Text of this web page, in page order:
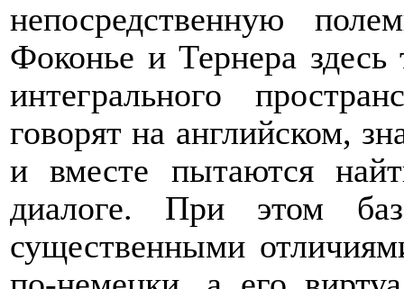
непосредственную
Фоконье и Тернера здесь
интегрального
говорят на английском,
и вместе пытаются
диалоге. При этом
существенными